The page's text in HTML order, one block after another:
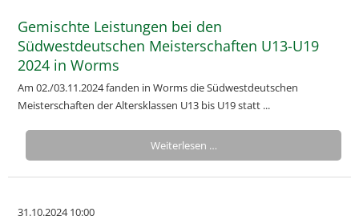
Gemischte Leistungen bei den
Südwestdeutschen Meisterschaften U13-U19
2024 in Worms
Am 02./03.11.2024 fanden in Worms die Südwestdeutschen
Meisterschaften der Altersklassen U13 bis U19 statt ...
Weiterlesen …
31.10.2024 10:00